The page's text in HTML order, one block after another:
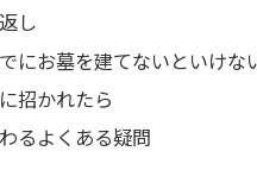
し
にお墓を建てないといけな
招かれたら
るよくある疑問